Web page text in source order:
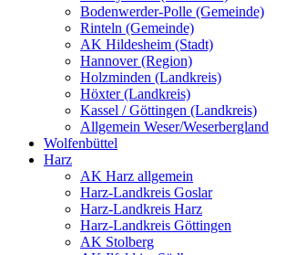
Bodenwerder-Polle (Gemeinde)
Rinteln (Gemeinde)
AK Hildesheim (Stadt)
Hannover (Region)
Holzminden (Landkreis)
Höxter (Landkreis)
Kassel / Göttingen (Landkreis)
Allgemein Weser/Weserbergland
Wolfenbüttel
Harz
AK Harz allgemein
Harz-Landkreis Goslar
Harz-Landkreis Harz
Harz-Landkreis Göttingen
AK Stolberg